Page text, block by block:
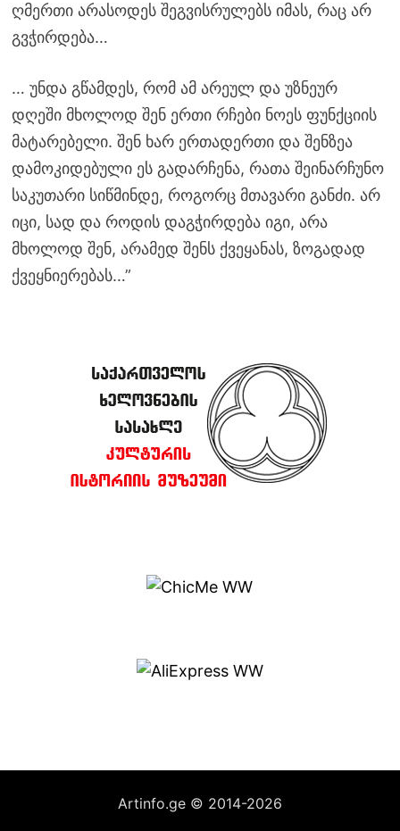
ღმერთი არასოდეს შეგვისრულებს იმას, რაც არ
გვჭირდება…
… უნდა გწამდეს, რომ ამ არეულ და უზნეურ
დღეში მხოლოდ შენ ერთი რჩები ნოეს ფუნქციის
მატარებელი. შენ ხარ ერთადერთი და შენზეა
დამოკიდებული ეს გადარჩენა, რათა შეინარჩუნო
საკუთარი სიწმინდე, როგორც მთავარი განძი. არ
იცი, სად და როდის დაგჭირდება იგი, არა
მხოლოდ შენ, არამედ შენს ქვეყანას, ზოგადად
ქვეყნიერებას…”
Artinfo.ge © 2014-2026